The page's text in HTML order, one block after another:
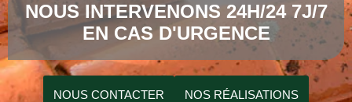
NOUS INTERVENONS 24H/24 7J/7
EN CAS D'URGENCE
NOUS CONTACTER NOS RÉALISATIONS